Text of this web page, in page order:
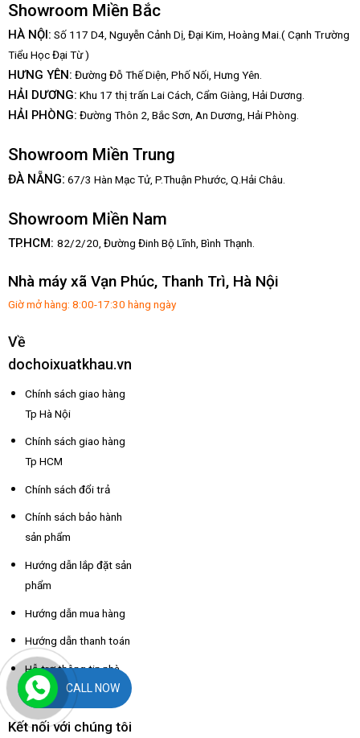
Showroom Miền Bắc
HÀ NỘI: Số 117 D4, Nguyễn Cảnh Dị, Đại Kim, Hoàng Mai.( Cạnh Trường
Tiểu Học Đại Từ )
HƯNG YÊN: Đường Đỗ Thế Diện, Phố Nối, Hưng Yên.
HẢI DƯƠNG: Khu 17 thị trấn Lai Cách, Cẩm Giàng, Hải Dương.
HẢI PHÒNG: Đường Thôn 2, Bắc Sơn, An Dương, Hải Phòng.
Showroom Miền Trung
ĐÀ NẴNG: 67/3 Hàn Mạc Tử, P.Thuận Phước, Q.Hải Châu.
Showroom Miền Nam
TP.HCM: 82/2/20, Đường Đinh Bộ Lĩnh, Bình Thạnh.
Nhà máy xã Vạn Phúc, Thanh Trì, Hà Nội
Giờ mở hàng: 8:00-17:30 hàng ngày
Về
dochoixuatkhau.vn
Chính sách giao hàng
Tp Hà Nội
Chính sách giao hàng
Tp HCM
Chính sách đổi trả
Chính sách bảo hành
sản phẩm
Hướng dẫn lắp đặt sản
phẩm
Hướng dẫn mua hàng
Hướng dẫn thanh toán
Hỗ trợ thông tin nhà
xe các tỉnh
Kết nối với chúng tôi
CALL NOW